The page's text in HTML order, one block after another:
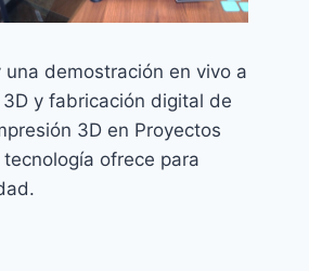
demostración en vivo a
y fabricación digital de
3D en Proyectos
ofrece para